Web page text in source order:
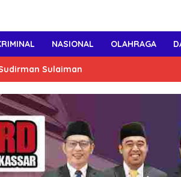
NASIONAL OLAHRAGA
Sulaiman